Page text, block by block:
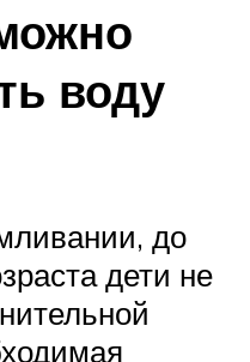
воду
до
дети не